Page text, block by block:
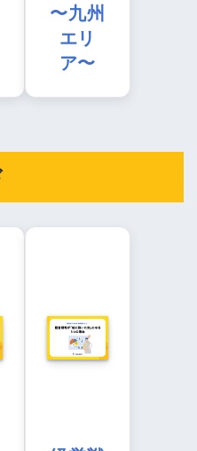
〜九州
エリ
ア〜